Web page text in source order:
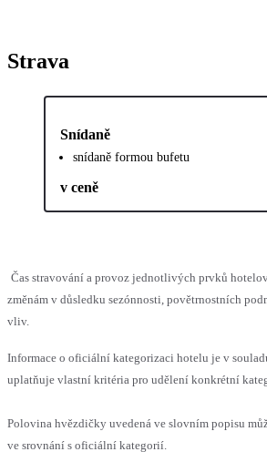
Strava
Snídaně
snídaně formou bufetu
v ceně
Čas stravování a provoz jednotlivých prvků
změnám v důsledku sezónnosti, povětrnostních
vliv.
Informace o oficiální kategorizaci hotelu je v
uplatňuje vlastní kritéria pro udělení konkrétní
Polovina hvězdičky uvedená ve slovním popisu
ve srovnání s oficiální kategorií.